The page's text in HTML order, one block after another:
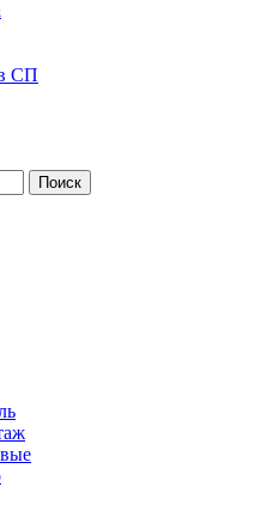
СП